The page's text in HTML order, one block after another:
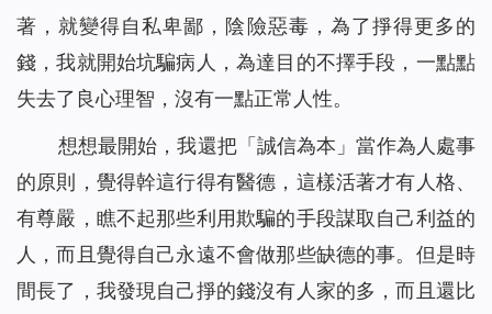
著，就變得自私卑鄙，陰險惡毒，為了掙得更多的
錢，我就開始坑騙病人，為達目的不擇手段，一點點
失去了良心理智，沒有一點正常人性。
想想最開始，我還把「誠信為本」當作為人處事
的原則，覺得幹這行得有醫德，這樣活著才有人格、
有尊嚴，瞧不起那些利用欺騙的手段謀取自己利益的
人，而且覺得自己永遠不會做那些缺德的事。但是時
間長了，我發現自己掙的錢沒有人家的多，而且還比